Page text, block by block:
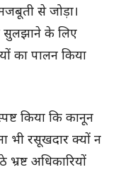
से जोड़ा।
सुलझाने के लिए
का पालन किया
किया कि कानून
भी रसूखदार क्यों न
अधिकारियों